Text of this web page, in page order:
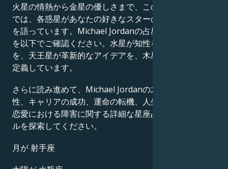
火星の情熱から金星の優しさまで、この有名人の出生図
では、各惑星があなたの好きなスターの成功物語の一端
を語っています。Michael Jordanの占星術チャート分析
を以下でご確認ください。水星が知性を、土星が規律
を、天王星が革新的なアイデアを、木星が運をそれぞれ
定義しています。
さらに読み進めて、Michael Jordanの才能、カリスマ
性、キャリアの成功、運命の転機、人生の道筋、そして
恋愛における障害に関する詳細な星座占いのプロフィー
ルを探索してください。
月が 射手座